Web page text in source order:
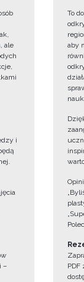
ale
i
–
To
aby